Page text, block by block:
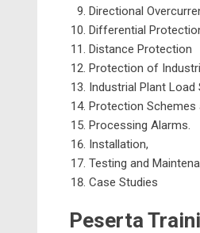
Directional
Differential
Distance Protection
Protection of
Industrial Plant Load
Protection Schemes
Processing Alarms.
Installation,
Testing and
Case Studies
Peserta